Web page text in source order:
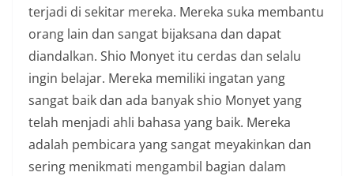
terjadi di sekitar mereka. Mereka suka membantu
orang lain dan sangat bijaksana dan dapat
diandalkan. Shio Monyet itu cerdas dan selalu
ingin belajar. Mereka memiliki ingatan yang
sangat baik dan ada banyak shio Monyet yang
telah menjadi ahli bahasa yang baik. Mereka
adalah pembicara yang sangat meyakinkan dan
sering menikmati mengambil bagian dalam